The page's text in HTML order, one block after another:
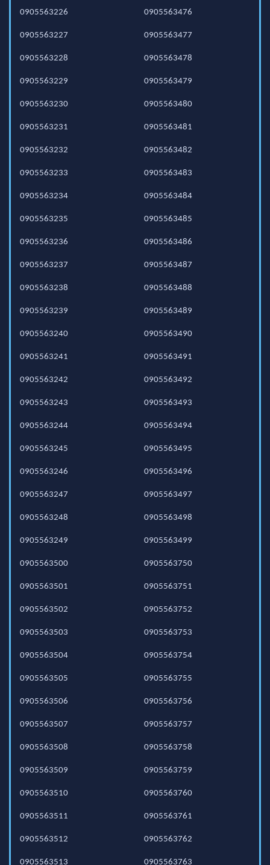
0905563226
0905563227
0905563228
0905563229
0905563230
0905563231
0905563232
0905563233
0905563234
0905563235
0905563236
0905563237
0905563238
0905563239
0905563240
0905563241
0905563242
0905563243
0905563244
0905563245
0905563246
0905563247
0905563248
0905563249
0905563476
0905563477
0905563478
0905563479
0905563480
0905563481
0905563482
0905563483
0905563484
0905563485
0905563486
0905563487
0905563488
0905563489
0905563490
0905563491
0905563492
0905563493
0905563494
0905563495
0905563496
0905563497
0905563498
0905563499
0905563500
0905563501
0905563502
0905563503
0905563504
0905563505
0905563506
0905563507
0905563508
0905563509
0905563510
0905563511
0905563512
0905563513
0905563750
0905563751
0905563752
0905563753
0905563754
0905563755
0905563756
0905563757
0905563758
0905563759
0905563760
0905563761
0905563762
0905563763